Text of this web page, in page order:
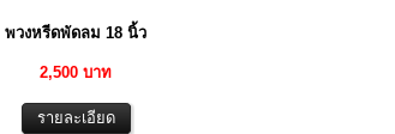
พวงหรีดพัดลม 18 นิ้ว
2,500 บาท